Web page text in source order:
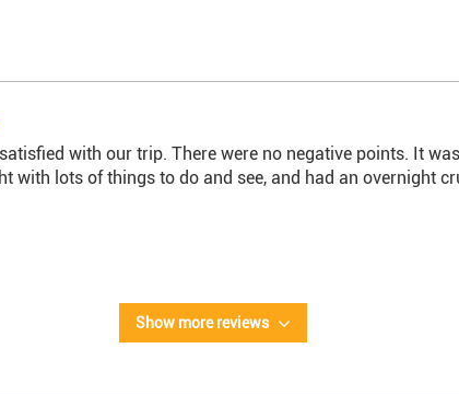
with our trip. There were no negative points. It
with lots of things to do and see, and had an overnight
Show more reviews